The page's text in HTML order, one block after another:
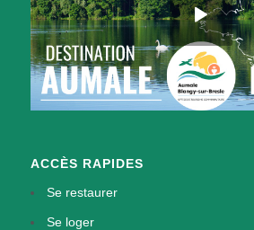
ACCÈS RAPIDES
Se restaurer
Se loger